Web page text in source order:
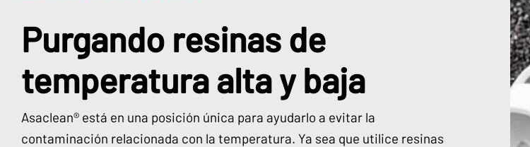
Purgando resinas de
temperatura alta y baja
Asaclean® está en una posición única para ayudarlo a evitar la
contaminación relacionada con la temperatura. Ya sea que utilice resinas